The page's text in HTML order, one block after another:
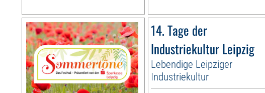
14. Tage der
Industriekultur Leipzig
Lebendige Leipziger
Industriekultur